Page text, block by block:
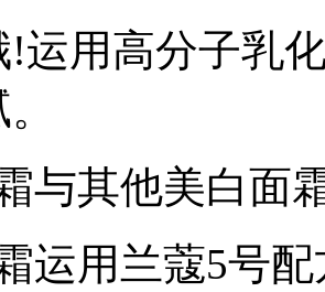
!运用高分子乳
与其他美白面
运用兰蔻5号